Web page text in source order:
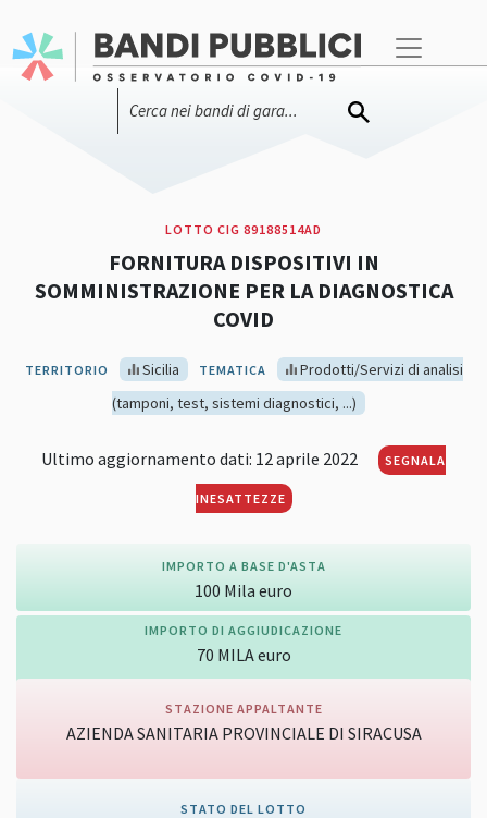
LOTTO CIG 89188514AD
FORNITURA DISPOSITIVI IN
SOMMINISTRAZIONE PER LA DIAGNOSTICA
COVID
TERRITORIO Sicilia TEMATICA
Prodotti/Servizi di analisi
(tamponi, test, sistemi diagnostici, ...)
Ultimo aggiornamento dati: 12 aprile 2022 SEGNALA
INESATTEZZE
IMPORTO A BASE D'ASTA
100 Milaeuro
IMPORTO DI AGGIUDICAZIONE
70 MILAeuro
STAZIONE APPALTANTE
AZIENDA SANITARIA PROVINCIALE DI SIRACUSA
STATO DEL LOTTO